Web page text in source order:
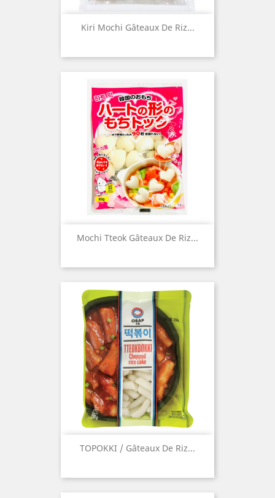
Kiri Mochi Gâteaux De Riz...
Mochi Tteok Gâteaux De Riz...
TOPOKKI / Gâteaux De Riz...